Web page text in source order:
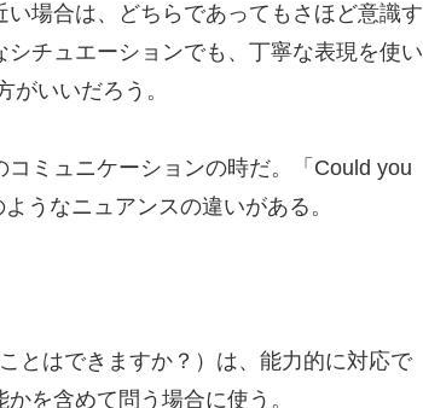
場合は、どちらであってもさほど意識す
チュエーションでも、丁寧な表現を使い
がいいだろう。
ミュニケーションの時だ。「Could you
うなニュアンスの違いがある。
とはできますか？）は、能力的に対応で
を含めて問う場合に使う。